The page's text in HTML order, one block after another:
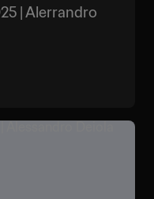
| Alerrandro